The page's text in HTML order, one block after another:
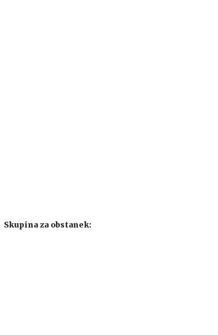
Skupina za obstanek: